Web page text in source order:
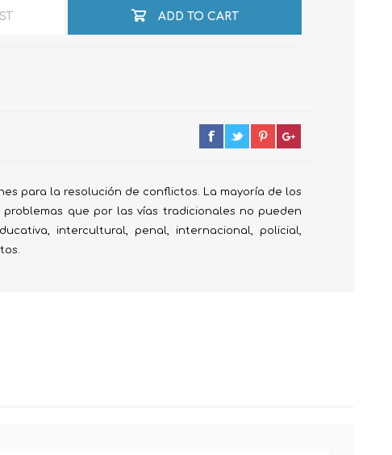
ADD TO CART
para la resolución de conflictos. La mayoría de los
que por las vías tradicionales no pueden
intercultural, penal, internacional, policial,